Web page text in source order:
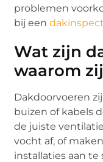
problemen
bij een
Wat zijn
waarom
Dakdoorvoeren
buizen of kabels
de juiste
vocht af, of
installaties aan te